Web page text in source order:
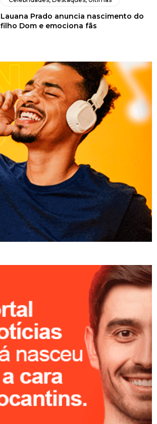
Lauana Prado anuncia nascimento do
filho Dom e emociona fãs